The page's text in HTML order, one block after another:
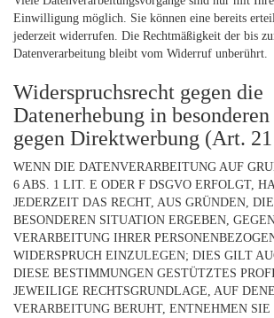
Einwilligung möglich. Sie können eine bereits
jederzeit widerrufen. Die Rechtmäßigkeit der bis
Datenverarbeitung bleibt vom Widerruf unberührt.
Widerspruchsrecht gegen die
Datenerhebung in
gegen Direktwerbung (Art.
WENN DIE DATENVERARBEITUNG AUF
6 ABS. 1 LIT. E ODER F DSGVO ERFOLGT,
JEDERZEIT DAS RECHT, AUS GRÜNDEN,
BESONDEREN SITUATION ERGEBEN,
VERARBEITUNG IHRER
WIDERSPRUCH EINZULEGEN; DIES GILT
DIESE BESTIMMUNGEN GESTÜTZTES
JEWEILIGE RECHTSGRUNDLAGE, AUF
VERARBEITUNG BERUHT, ENTNEHMEN SIE